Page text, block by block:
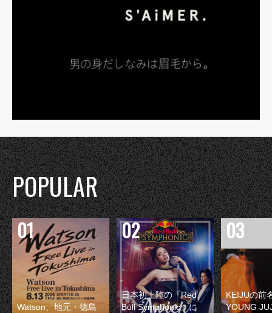
POPULAR
Watson、地元・徳島
日本初上陸の『Red
Bull Symphonic』に
KEIJUの前
YOUNG